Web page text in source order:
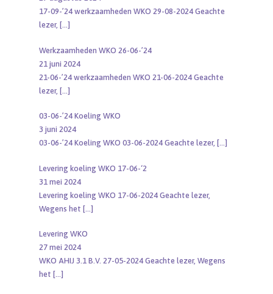
17-09-’24 werkzaamheden WKO 29-08-2024 Geachte
lezer, […]
Werkzaamheden WKO 26-06-’24
21 juni 2024
21-06-’24 werkzaamheden WKO 21-06-2024 Geachte
lezer, […]
03-06-’24 Koeling WKO
3 juni 2024
03-06-’24 Koeling WKO 03-06-2024 Geachte lezer, […]
Levering koeling WKO 17-06-‘2
31 mei 2024
Levering koeling WKO 17-06-2024 Geachte lezer,
Wegens het […]
Levering WKO
27 mei 2024
WKO AHIJ 3.1 B.V. 27-05-2024 Geachte lezer, Wegens
het […]